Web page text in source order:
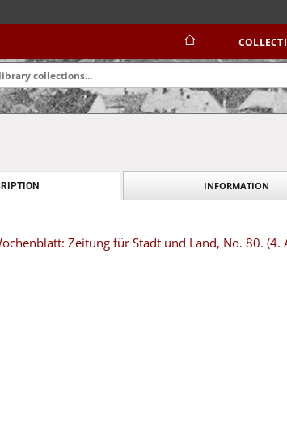
INFORMATION
Zeitung für Stadt und Land, No. 80. (4.